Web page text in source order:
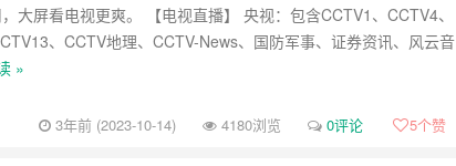
大屏看电视更爽。 【电视直播】 央视：包含CCTV1、CCTV4、
、CCTV地理、CCTV-News、国防军事、证券资讯、风云音
»
3年前 (2023-10-14) 4180浏览 0评论 5个赞